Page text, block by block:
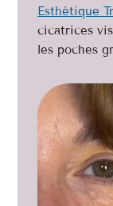
Esthétique
cicatrices
les poches